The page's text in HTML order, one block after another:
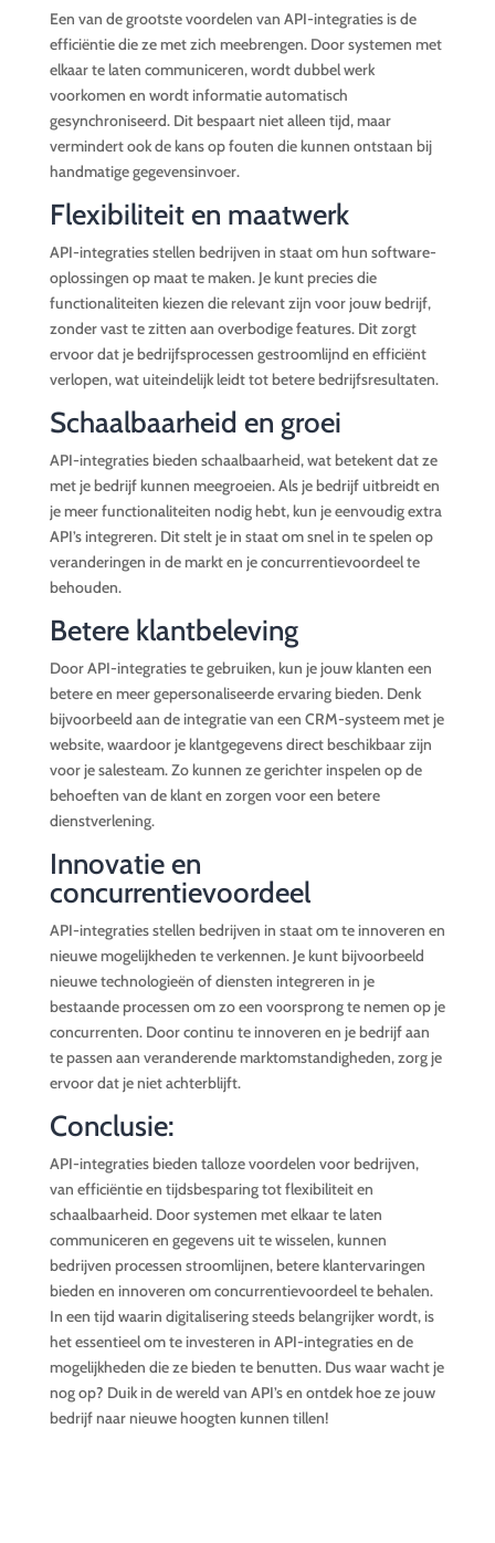
Een van de grootste voordelen van API-integraties is de
efficiëntie die ze met zich meebrengen. Door systemen met
elkaar te laten communiceren, wordt dubbel werk
voorkomen en wordt informatie automatisch
gesynchroniseerd. Dit bespaart niet alleen tijd, maar
vermindert ook de kans op fouten die kunnen ontstaan bij
handmatige gegevensinvoer.
Flexibiliteit en maatwerk
API-integraties stellen bedrijven in staat om hun software-
oplossingen op maat te maken. Je kunt precies die
functionaliteiten kiezen die relevant zijn voor jouw bedrijf,
zonder vast te zitten aan overbodige features. Dit zorgt
ervoor dat je bedrijfsprocessen gestroomlijnd en efficiënt
verlopen, wat uiteindelijk leidt tot betere bedrijfsresultaten.
Schaalbaarheid en groei
API-integraties bieden schaalbaarheid, wat betekent dat ze
met je bedrijf kunnen meegroeien. Als je bedrijf uitbreidt en
je meer functionaliteiten nodig hebt, kun je eenvoudig extra
API’s integreren. Dit stelt je in staat om snel in te spelen op
veranderingen in de markt en je concurrentievoordeel te
behouden.
Betere klantbeleving
Door API-integraties te gebruiken, kun je jouw klanten een
betere en meer gepersonaliseerde ervaring bieden. Denk
bijvoorbeeld aan de integratie van een CRM-systeem met je
website, waardoor je klantgegevens direct beschikbaar zijn
voor je salesteam. Zo kunnen ze gerichter inspelen op de
behoeften van de klant en zorgen voor een betere
dienstverlening.
Innovatie en
concurrentievoordeel
API-integraties stellen bedrijven in staat om te innoveren en
nieuwe mogelijkheden te verkennen. Je kunt bijvoorbeeld
nieuwe technologieën of diensten integreren in je
bestaande processen om zo een voorsprong te nemen op je
concurrenten. Door continu te innoveren en je bedrijf aan
te passen aan veranderende marktomstandigheden, zorg je
ervoor dat je niet achterblijft.
Conclusie:
API-integraties bieden talloze voordelen voor bedrijven,
van efficiëntie en tijdsbesparing tot flexibiliteit en
schaalbaarheid. Door systemen met elkaar te laten
communiceren en gegevens uit te wisselen, kunnen
bedrijven processen stroomlijnen, betere klantervaringen
bieden en innoveren om concurrentievoordeel te behalen.
In een tijd waarin digitalisering steeds belangrijker wordt, is
het essentieel om te investeren in API-integraties en de
mogelijkheden die ze bieden te benutten. Dus waar wacht je
nog op? Duik in de wereld van API’s en ontdek hoe ze jouw
bedrijf naar nieuwe hoogten kunnen tillen!